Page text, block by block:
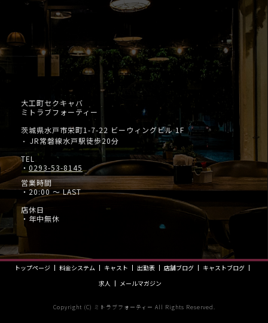
大工町セクキャバ
ミトラブフォーティー
茨城県水戸市栄町1-7-22 ビーウィングビル 1F
・ JR常磐線水戸駅徒歩20分
TEL
・ 0293-53-8145
営業時間
・20:00 ～ LAST
店休日
・年中無休
トップページ 料金システム キャスト 出勤表 店舗ブログ
キャストブログ
求人
メールマガジン
Copyright (C) ミトラブフォーティー All Rights Reserved.